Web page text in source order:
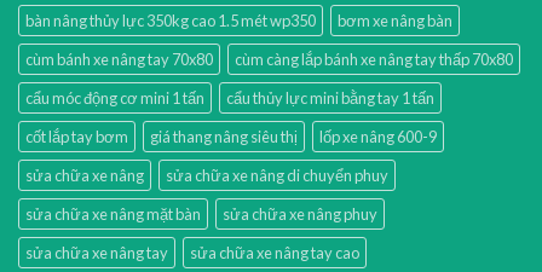
bàn nâng thủy lực 350kg cao 1.5 mét wp350
bơm xe nâng bàn
cùm bánh xe nâng tay 70x80
cùm càng lắp bánh xe nâng tay thấp 70x80
cẩu móc động cơ mini 1 tấn
cẩu thủy lực mini bằng tay 1 tấn
cốt lắp tay bơm
giá thang nâng siêu thị
lốp xe nâng 600-9
sửa chữa xe nâng
sửa chữa xe nâng di chuyển phuy
sửa chữa xe nâng mặt bàn
sửa chữa xe nâng phuy
sửa chữa xe nâng tay
sửa chữa xe nâng tay cao